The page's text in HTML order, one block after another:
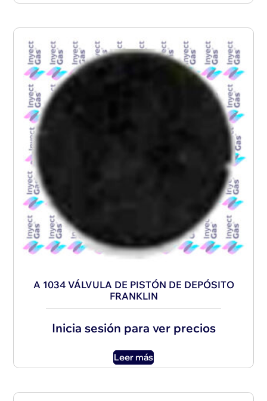
A 1034 VÁLVULA DE PISTÓN DE DEPÓSITO
FRANKLIN
Inicia sesión para ver precios
Leer más